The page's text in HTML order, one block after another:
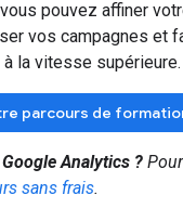
pouvez affiner
vos campagnes et
la vitesse supérieure.
parcours de
Analytics ?
sans frais.